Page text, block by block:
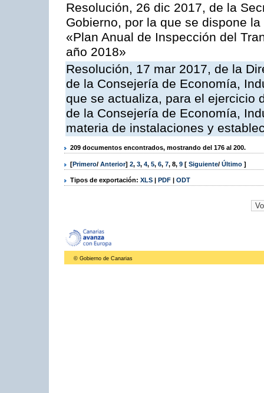
Resolución, 26 dic 2017, de la
Gobierno, por la que se dispone
«Plan Anual de Inspección del
año 2018»
Resolución, 17 mar 2017, de la
de la Consejería de Economía,
que se actualiza, para el ejercicio
de la Consejería de Economía,
materia de instalaciones y
209 documentos encontrados, mostrando del 176 al 200.
[Primero/ Anterior] 2, 3, 4, 5, 6, 7, 8, 9 [ Siguiente/ Último ]
Tipos de exportación: XLS | PDF | ODT
© Gobierno de Canarias